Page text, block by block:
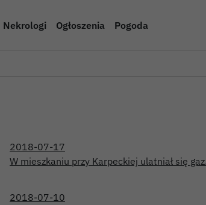
Nekrologi Ogłoszenia Pogoda
2018-07-17
W mieszkaniu przy Karpeckiej ulatniał się
2018-07-10